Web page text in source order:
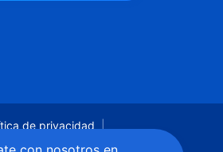
de privacidad